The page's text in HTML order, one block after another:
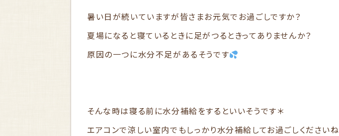
暑い日が続いていますが皆さまお元気でお過ごしですか？
夏場になると寝ているときに足がつるときってありませんか？
原因の一つに水分不足があるそうです
そんな時は寝る前に水分補給をするといいそうです＊
エアコンで涼しい室内でもしっかり水分補給してお過ごしくださいね